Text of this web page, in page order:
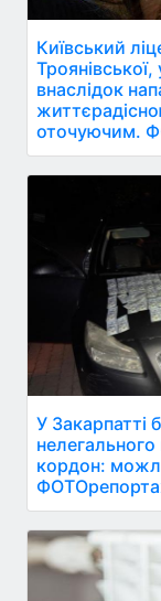
Київський
Троянівської,
внаслідок
оточуючим.
У Закарпатті
нелегального
кордон: